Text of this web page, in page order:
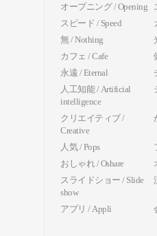
オープニング / Opening
スピード / Speed
無 / Nothing
カフェ / Cafe
永遠 / Eternal
人工知能 / Artificial
intelligence
クリエイティブ /
Creative
人気 / Pops
おしゃれ / Oshare
スライドショー / Slide
show
アプリ / Appli